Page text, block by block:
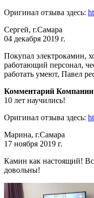
Оригинал отзыва здесь:
Сергей, г.Самара
04 декабря 2019 г.
Покупал электрокамин,
работающий персонал,
работать умеют, Павел
Комментарий
10 лет научились!
Оригинал отзыва здесь:
Марина, г.Самара
17 ноября 2019 г.
Камин как настоящий!
довольны!